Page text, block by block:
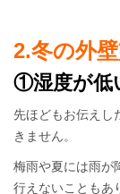
2.冬の外
①湿度が低
先ほどもお伝えし
きません。
梅雨や夏には雨が
行えないこともあ